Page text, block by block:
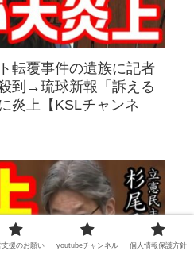
転覆事件の遺族に記者
到→琉球新報「訴える
炎上【KSLチャンネ
支援のお願い youtubeチャンネル 個人情報保護方針